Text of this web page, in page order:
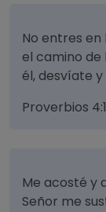
No entres en
el camino de
él, desvíate
Proverbios
Me acosté y
Señor me